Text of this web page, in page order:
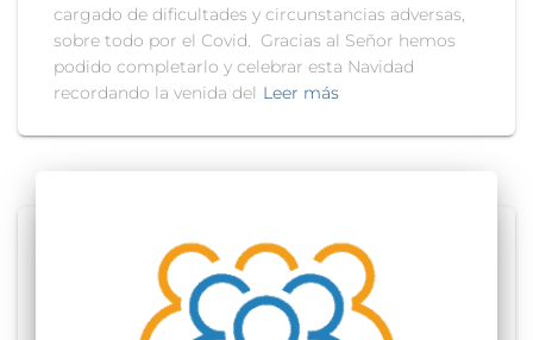
cargado de dificultades y circunstancias adversas,
sobre todo por el Covid. Gracias al Señor hemos
podido completarlo y celebrar esta Navidad
recordando la venida del Leer más